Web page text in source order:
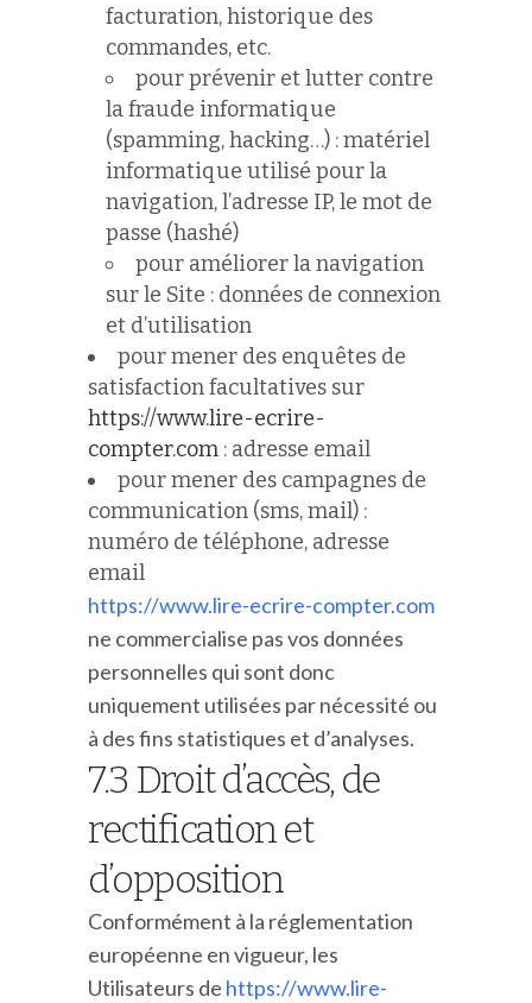
facturation, historique des
commandes, etc.
pour prévenir et lutter contre
la fraude informatique
(spamming, hacking…) : matériel
informatique utilisé pour la
navigation, l’adresse IP, le mot de
passe (hashé)
pour améliorer la navigation
sur le Site : données de connexion
et d’utilisation
pour mener des enquêtes de
satisfaction facultatives sur
https://www.lire-ecrire-
compter.com : adresse email
pour mener des campagnes de
communication (sms, mail) :
numéro de téléphone, adresse
email
https://www.lire-ecrire-compter.com
ne commercialise pas vos données
personnelles qui sont donc
uniquement utilisées par nécessité ou
à des fins statistiques et d’analyses.
7.3 Droit d’accès, de
rectification et
d’opposition
Conformément à la réglementation
européenne en vigueur, les
Utilisateurs de https://www.lire-